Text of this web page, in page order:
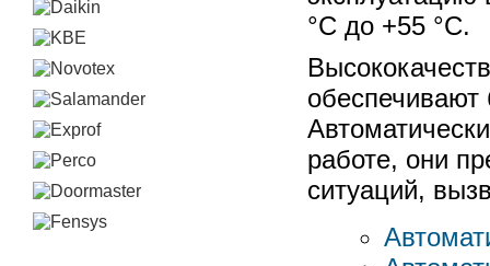
°С до +55 °С.
обеспечивают
работе, они
ситуаций,